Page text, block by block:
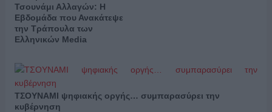
Τσουνάμι Αλλαγών: Η
Εβδομάδα που Ανακάτεψε
την Τράπουλα των
Ελληνικών Media
ΤΣΟΥΝΑΜΙ ψηφιακής οργής… συμπαρασύρει την
κυβέρνηση